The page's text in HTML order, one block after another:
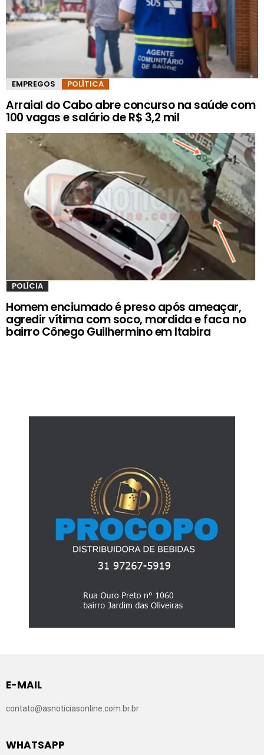
EMPREGOS POLÍTICA
Arraial do Cabo abre concurso na saúde com
100 vagas e salário de R$ 3,2 mil
POLÍCIA
Homem enciumado é preso após ameaçar,
agredir vítima com soco, mordida e faca no
bairro Cônego Guilhermino em Itabira
E-MAIL
contato@asnoticiasonline.com.br.br
WHATSAPP